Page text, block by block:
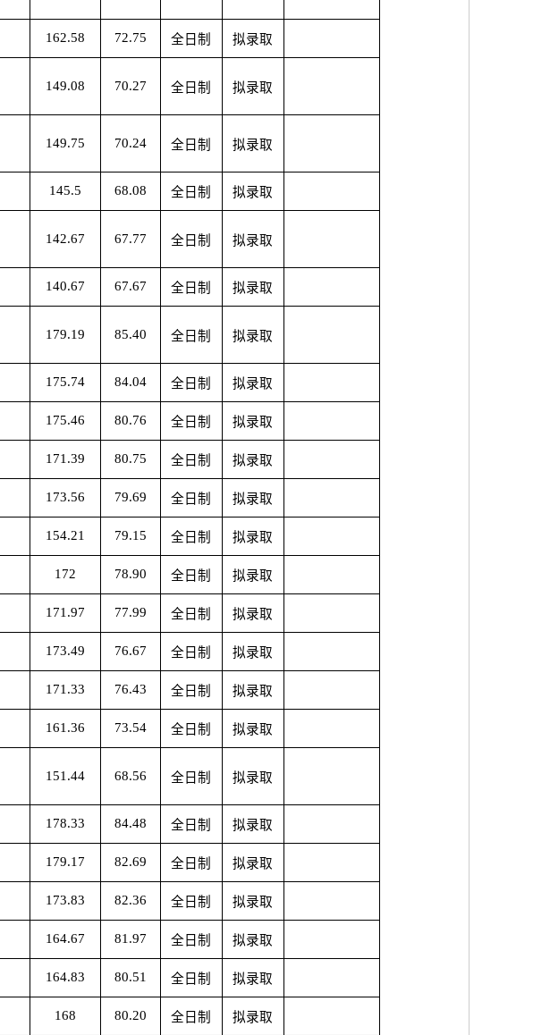
162.58 72.75 全日制 拟录取
149.08 70.27 全日制 拟录取
149.75 70.24 全日制 拟录取
145.5 68.08 全日制 拟录取
142.67 67.77 全日制 拟录取
140.67 67.67 全日制 拟录取
179.19 85.40 全日制 拟录取
175.74 84.04 全日制 拟录取
175.46 80.76 全日制 拟录取
171.39 80.75 全日制 拟录取
173.56 79.69 全日制 拟录取
154.21 79.15 全日制 拟录取
172 78.90 全日制 拟录取
171.97 77.99 全日制 拟录取
173.49 76.67 全日制 拟录取
171.33 76.43 全日制 拟录取
161.36 73.54 全日制 拟录取
151.44 68.56 全日制 拟录取
178.33 84.48 全日制 拟录取
179.17 82.69 全日制 拟录取
173.83 82.36 全日制 拟录取
164.67 81.97 全日制 拟录取
164.83 80.51 全日制 拟录取
168 80.20 全日制 拟录取